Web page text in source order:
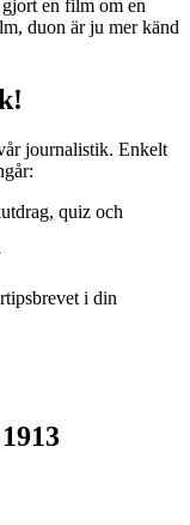
en film om en
duon är ju mer känd
journalistik. Enkelt
quiz och
i din